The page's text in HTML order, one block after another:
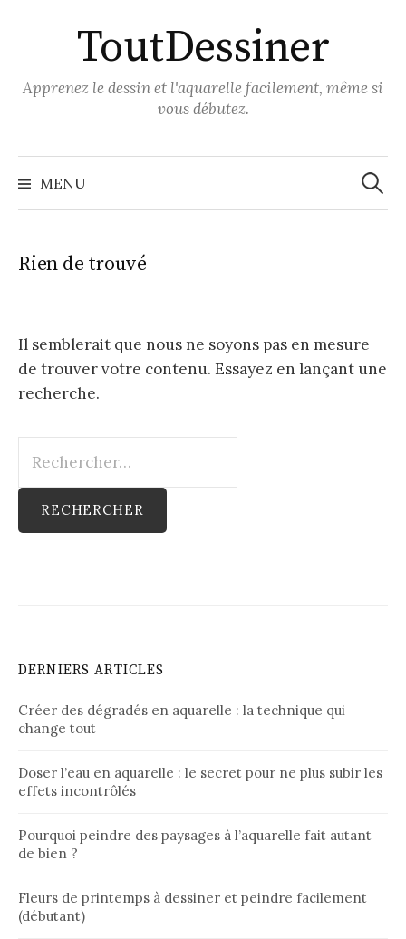
ToutDessiner
Apprenez le dessin et l'aquarelle facilement, même si
vous débutez.
MENU
Rien de trouvé
Il semblerait que nous ne soyons pas en mesure
de trouver votre contenu. Essayez en lançant une
recherche.
Rechercher :
DERNIERS ARTICLES
Créer des dégradés en aquarelle : la technique qui
change tout
Doser l’eau en aquarelle : le secret pour ne plus subir les
effets incontrôlés
Pourquoi peindre des paysages à l’aquarelle fait autant
de bien ?
Fleurs de printemps à dessiner et peindre facilement
(débutant)